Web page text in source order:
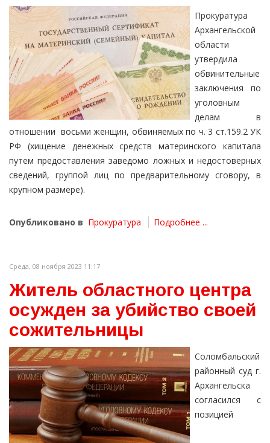
Прокуратура
Архангельской
области
утвердила
обвинительные
заключения по
уголовным
делам в
отношении восьми женщин, обвиняемых по ч. 3 ст.159.2 УК
РФ (хищение денежных средств материнского капитала
путем предоставления заведомо ложных и недостоверных
сведений, группой лиц по предварительному сговору, в
крупном размере).
Опубликовано в Прокуратура Подробнее ...
Среда, 08 ноября 2023 11:17
Житель областного центра
осужден за убийство своей
сожительницы
Соломбальский
районный суд г.
Архангельска
согласился с
позицией